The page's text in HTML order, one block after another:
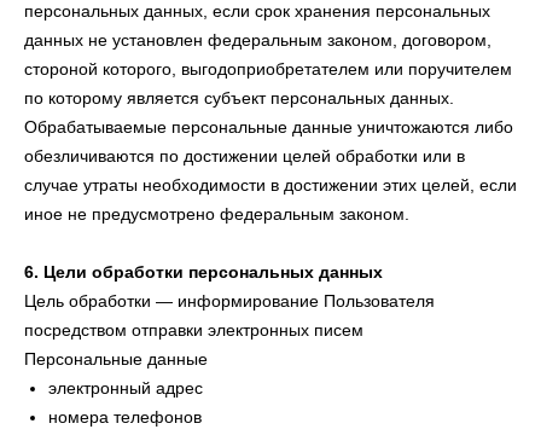
персональных данных, если срок хранения персональных
данных не установлен федеральным законом, договором,
стороной которого, выгодоприобретателем или поручителем
по которому является субъект персональных данных.
Обрабатываемые персональные данные уничтожаются либо
обезличиваются по достижении целей обработки или в
случае утраты необходимости в достижении этих целей, если
иное не предусмотрено федеральным законом.
6. Цели обработки персональных данных
Цель обработки — информирование Пользователя
посредством отправки электронных писем
Персональные данные
электронный адрес
номера телефонов